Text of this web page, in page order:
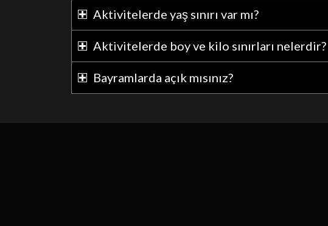
Aktivitelerde yaş sınırı var mı?
Aktivitelerde boy ve kilo sınırları nelerdir?
Bayramlarda açık mısınız?